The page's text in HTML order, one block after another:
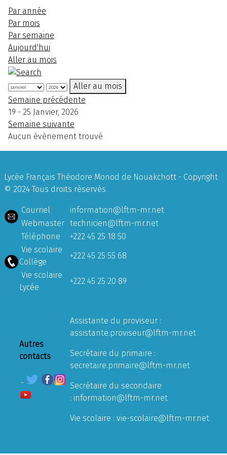
Par année
Par mois
Par semaine
Aujourd'hui
Aller au mois
Aller au mois
Semaine précédente
19 - 25 Janvier, 2026
Semaine suivante
Aucun évènement trouvé
Lycée Français Théodore Monod de Nouakchott - Copyright
© 2024 Tous droits réservés
Courriel
information@lftm-mr.net
Webmaster technicien@lftm-mr.net
Téléphone
+222 45 25 18 50
Vie scolaire
Collège
+222 45 25 55 68
Vie scolaire
Lycée
+222 45 25 20 89
Autres
contacts
Assistante du proviseur :
assistante.proviseur@lftm-mr.net
Secrétaire du primaire :
secretaire.primaire@lftm-mr.net
Secrétaire du secondaire
: information@lftm-mr.net
Vie scolaire : vie-scolaire@lftm-mr.net